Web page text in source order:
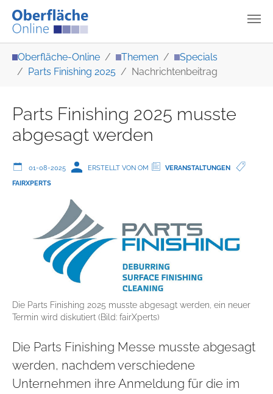
Oberfläche-Online Themen
Specials
Parts Finishing 2025
Nachrichtenbeitrag
Parts Finishing 2025 musste
abgesagt werden
01-08-2025 ERSTELLT VON OM
VERANSTALTUNGEN
FAIRXPERTS
Die Parts Finishing 2025 musste abgesagt werden, ein neuer
Termin wird diskutiert (Bild: fairXperts)
Die Parts Finishing Messe musste abgesagt
werden, nachdem verschiedene
Unternehmen ihre Anmeldung für die im